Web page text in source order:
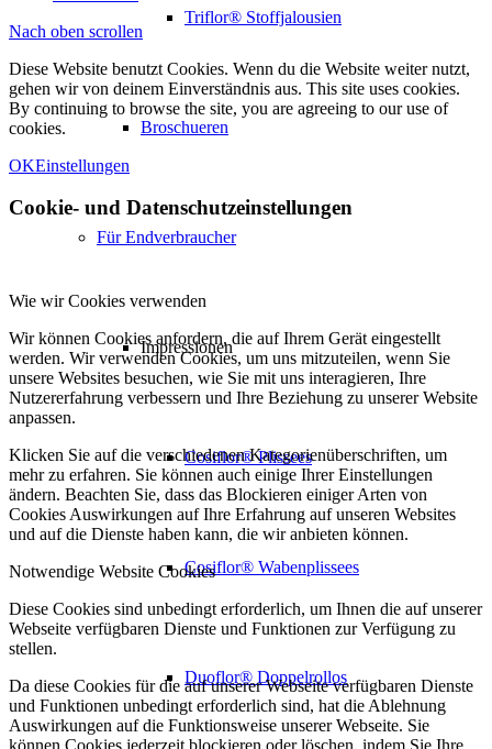
Triflor® Stoffjalousien
Broschueren
Für Endverbraucher
Impressionen
Cosiflor® Plissees
Cosiflor® Wabenplissees
Duoflor® Doppelrollos
Nach oben scrollen
Diese Website benutzt Cookies. Wenn du die Website weiter nutzt,
gehen wir von deinem Einverständnis aus. This site uses cookies.
By continuing to browse the site, you are agreeing to our use of
cookies.
OKEinstellungen
Cookie- und Datenschutzeinstellungen
Wie wir Cookies verwenden
Wir können Cookies anfordern, die auf Ihrem Gerät eingestellt
werden. Wir verwenden Cookies, um uns mitzuteilen, wenn Sie
unsere Websites besuchen, wie Sie mit uns interagieren, Ihre
Nutzererfahrung verbessern und Ihre Beziehung zu unserer Website
anpassen.
Klicken Sie auf die verschiedenen Kategorienüberschriften, um
mehr zu erfahren. Sie können auch einige Ihrer Einstellungen
ändern. Beachten Sie, dass das Blockieren einiger Arten von
Cookies Auswirkungen auf Ihre Erfahrung auf unseren Websites
und auf die Dienste haben kann, die wir anbieten können.
Notwendige Website Cookies
Diese Cookies sind unbedingt erforderlich, um Ihnen die auf unserer
Webseite verfügbaren Dienste und Funktionen zur Verfügung zu
stellen.
Da diese Cookies für die auf unserer Webseite verfügbaren Dienste
und Funktionen unbedingt erforderlich sind, hat die Ablehnung
Auswirkungen auf die Funktionsweise unserer Webseite. Sie
können Cookies jederzeit blockieren oder löschen, indem Sie Ihre